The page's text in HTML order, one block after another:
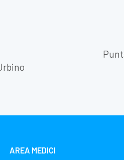
AREA MEDICI